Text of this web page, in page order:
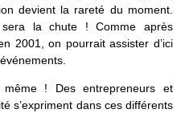
devient la rareté du moment.
la chute ! Comme après
2001, on pourrait assister d’ici
! Des entrepreneurs et
s’expriment dans ces différents